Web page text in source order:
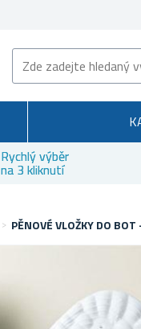
Rychlý výběr
na 3 kliknutí
PĚNOVÉ VLOŽKY DO